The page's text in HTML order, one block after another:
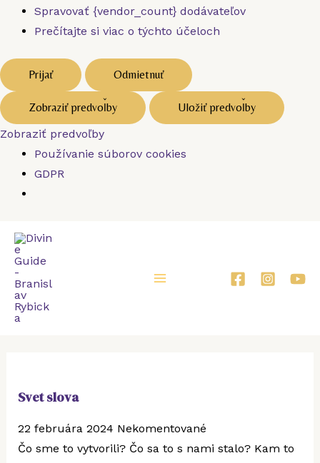
Spravovať {vendor_count} dodávateľov
Prečítajte si viac o týchto účeloch
Prijať Odmietnuť
Zobraziť predvoľby
Uložiť predvoľby
Zobraziť predvoľby
Používanie súborov cookies
GDPR
Svet slova
22 februára 2024 Nekomentované
Čo sme to vytvorili? Čo sa to s nami stalo? Kam to